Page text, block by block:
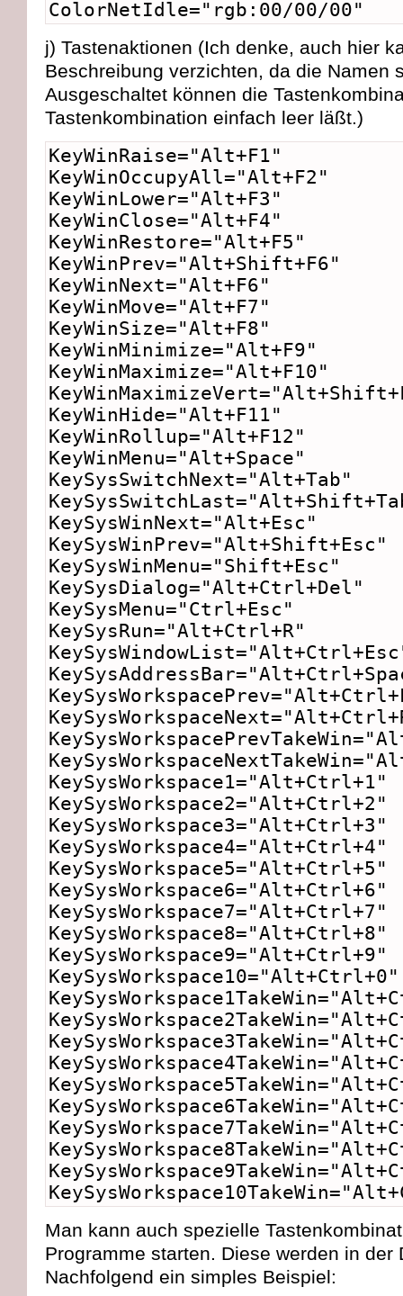
ColorNetIdle="rgb:00/00/00"
j) Tastenaktionen (Ich denke, auch hier
Beschreibung verzichten, da die Namen
Ausgeschaltet können die
Tastenkombination einfach leer läßt.)
KeyWinRaise="Alt+F1"
KeyWinOccupyAll="Alt+F2"
KeyWinLower="Alt+F3"
KeyWinClose="Alt+F4"
KeyWinRestore="Alt+F5"
KeyWinPrev="Alt+Shift+F6"
KeyWinNext="Alt+F6"
KeyWinMove="Alt+F7"
KeyWinSize="Alt+F8"
KeyWinMinimize="Alt+F9"
KeyWinMaximize="Alt+F10"
KeyWinHide="Alt+F11"
KeyWinRollup="Alt+F12"
KeyWinMenu="Alt+Space"
KeySysSwitchNext="Alt+Tab"
KeySysWinNext="Alt+Esc"
KeySysWinPrev="Alt+Shift+Esc"
KeySysWinMenu="Shift+Esc"
KeySysDialog="Alt+Ctrl+Del"
KeySysMenu="Ctrl+Esc"
KeySysRun="Alt+Ctrl+R"
KeySysWorkspace1="Alt+Ctrl+1"
KeySysWorkspace2="Alt+Ctrl+2"
KeySysWorkspace3="Alt+Ctrl+3"
KeySysWorkspace4="Alt+Ctrl+4"
KeySysWorkspace5="Alt+Ctrl+5"
KeySysWorkspace6="Alt+Ctrl+6"
KeySysWorkspace7="Alt+Ctrl+7"
KeySysWorkspace8="Alt+Ctrl+8"
KeySysWorkspace9="Alt+Ctrl+9"
KeySysWorkspace10="Alt+Ctrl+0"
Man kann auch spezielle
Programme starten. Diese werden in der
Nachfolgend ein simples Beispiel: